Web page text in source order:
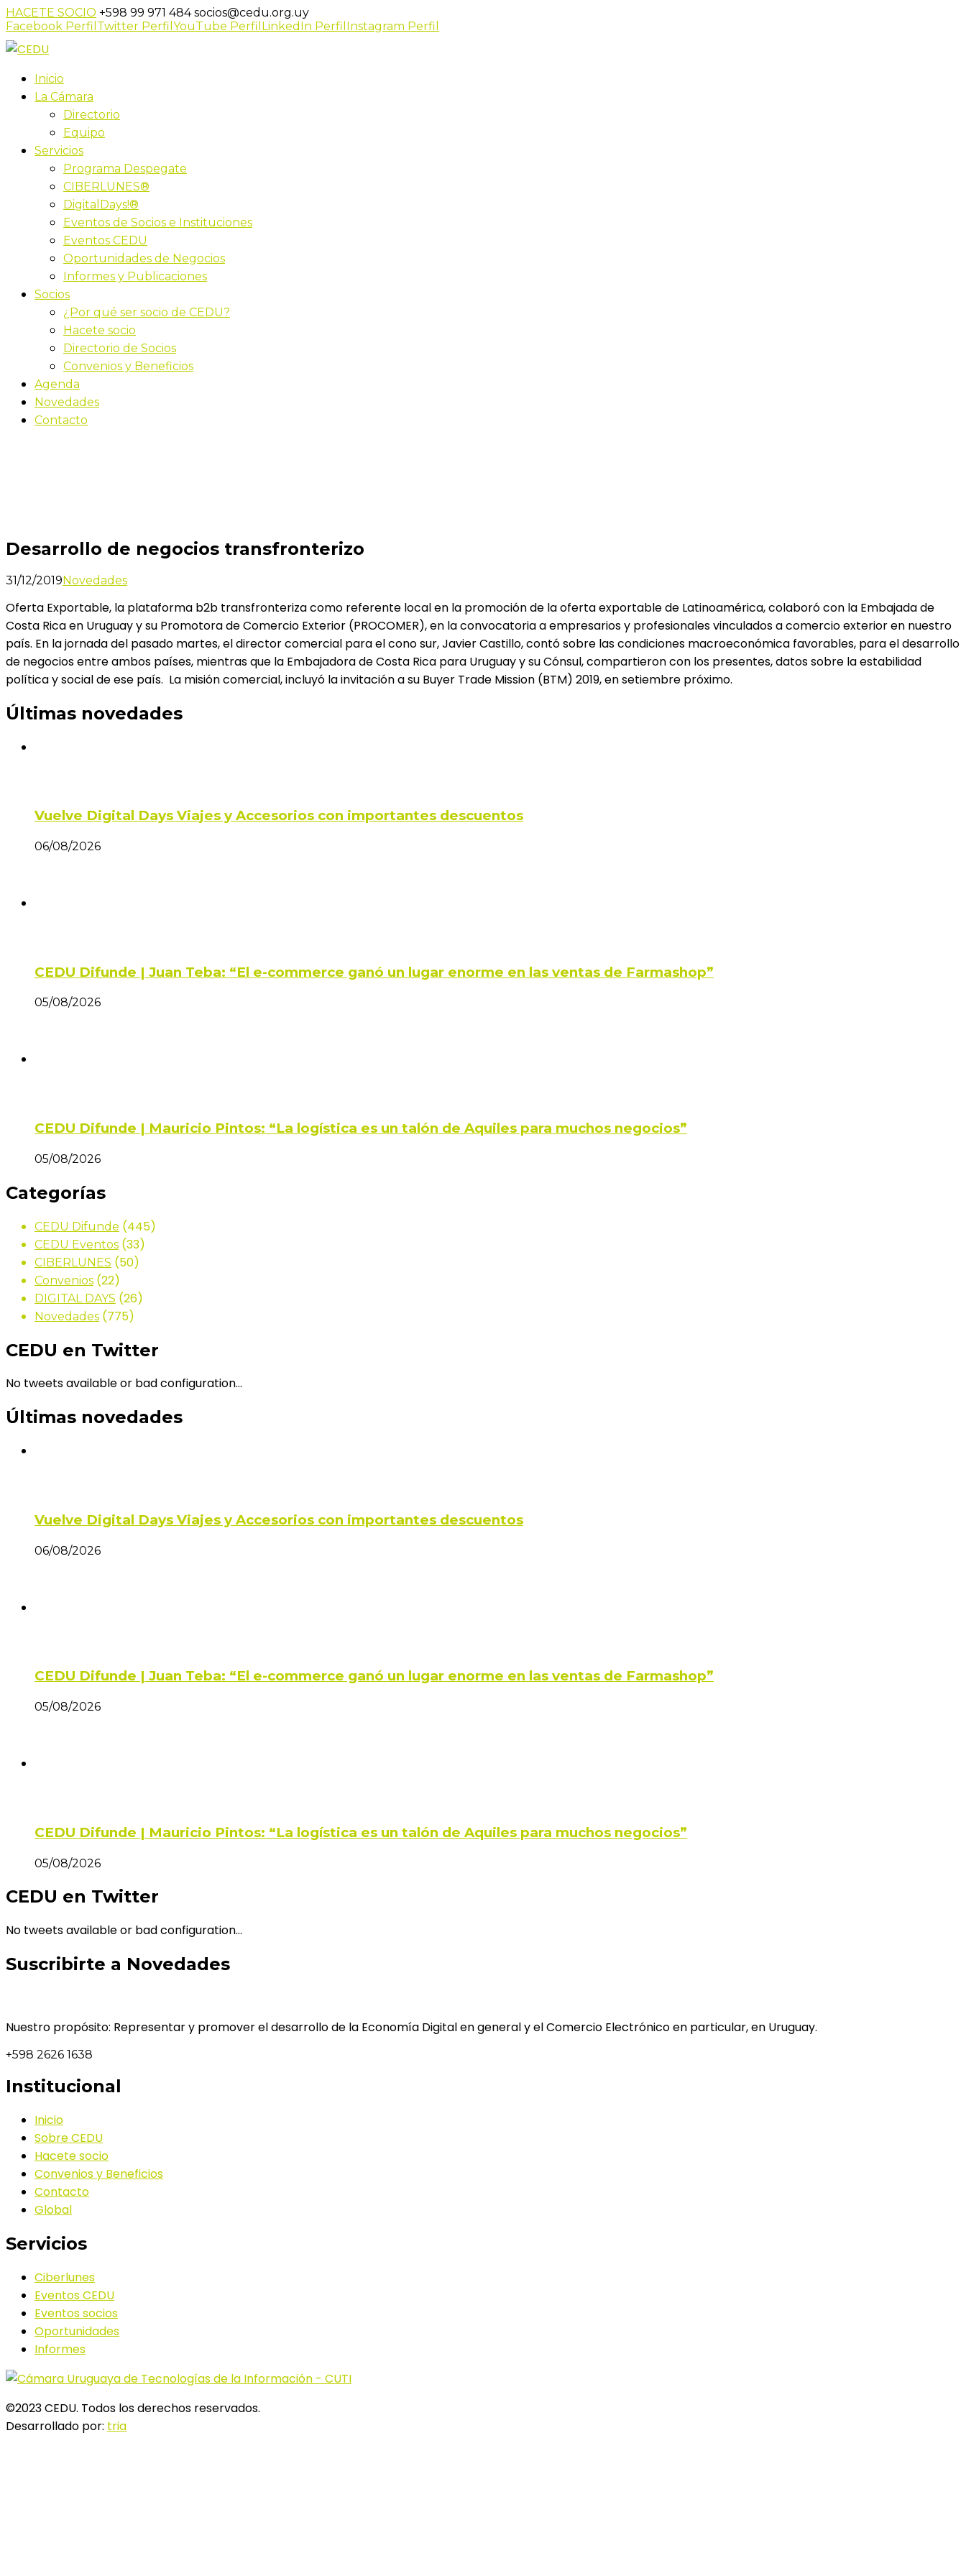
HACETE SOCIO +598 99 971 484socios@cedu.org.uy
Facebook Perfil Twitter Perfil YouTube Perfil LinkedIn Perfil Instagram Perfil
Inicio
La Cámara
Directorio
Equipo
Servicios
Programa Despegate
CIBERLUNES®
DigitalDays!®
Eventos de Socios e Instituciones
Eventos CEDU
Oportunidades de Negocios
Informes y Publicaciones
Socios
¿Por qué ser socio de CEDU?
Hacete socio
Directorio de Socios
Convenios y Beneficios
Agenda
Novedades
Contacto
Desarrollo de negocios transfronterizo
31/12/2019Novedades
Oferta Exportable, la plataforma b2b transfronteriza como referente local en la promoción de la oferta exportable de Latinoamérica, colaboró con la Embajada de
Costa Rica en Uruguay y su Promotora de Comercio Exterior (PROCOMER), en la convocatoria a empresarios y profesionales vinculados a comercio exterior en nuestro
país. En la jornada del pasado martes, el director comercial para el cono sur, Javier Castillo, contó sobre las condiciones macroeconómica favorables, para el desarrollo
de negocios entre ambos países, mientras que la Embajadora de Costa Rica para Uruguay y su Cónsul, compartieron con los presentes, datos sobre la estabilidad
política y social de ese país. La misión comercial, incluyó la invitación a su Buyer Trade Mission (BTM) 2019, en setiembre próximo.
Últimas novedades
Vuelve Digital Days Viajes y Accesorios con importantes descuentos
06/08/2026
CEDU Difunde | Juan Teba: “El e-commerce ganó un lugar enorme en las ventas de Farmashop”
05/08/2026
CEDU Difunde | Mauricio Pintos: “La logística es un talón de Aquiles para muchos negocios”
05/08/2026
Categorías
CEDU Difunde (445)
CEDU Eventos (33)
CIBERLUNES (50)
Convenios (22)
DIGITAL DAYS (26)
Novedades (775)
CEDU en Twitter
No tweets available or bad configuration...
Últimas novedades
Vuelve Digital Days Viajes y Accesorios con importantes descuentos
06/08/2026
CEDU Difunde | Juan Teba: “El e-commerce ganó un lugar enorme en las ventas de Farmashop”
05/08/2026
CEDU Difunde | Mauricio Pintos: “La logística es un talón de Aquiles para muchos negocios”
05/08/2026
CEDU en Twitter
No tweets available or bad configuration...
Suscribirte a Novedades
Nuestro propósito: Representar y promover el desarrollo de la Economía Digital en general y el Comercio Electrónico en particular, en Uruguay.
+598 2626 1638
Institucional
Inicio
Sobre CEDU
Hacete socio
Convenios y Beneficios
Contacto
Global
Servicios
Ciberlunes
Eventos CEDU
Eventos socios
Oportunidades
Informes
©2023 CEDU. Todos los derechos reservados.
Desarrollado por: tria